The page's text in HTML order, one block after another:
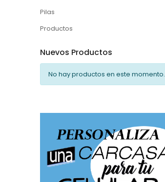
Pilas
Productos
Nuevos Productos
No hay productos en este momento.